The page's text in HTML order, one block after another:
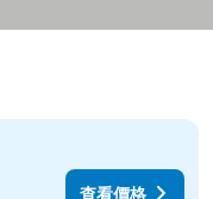
查看價格